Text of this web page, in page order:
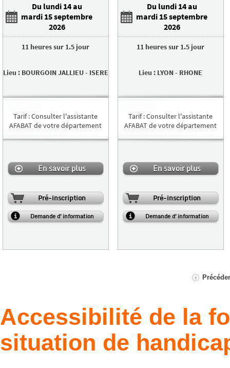
Du lundi 14 au
mardi 15 septembre
2026
11 heuressur 1.5 jour
Lieu : BOURGOIN JALLIEU- ISERE
Tarif:Consulter l'assistante
AFABAT de votre département
En savoir plus
Pré-inscription
Demande d'information
Du lundi 14 au
mardi 15 septembre
2026
11 heuressur 1.5 jour
Lieu : LYON- RHONE
Tarif:Consulter l'assistante
AFABAT de votre département
En savoir plus
Pré-inscription
Demande d'information
Accessibilité de la
situation de